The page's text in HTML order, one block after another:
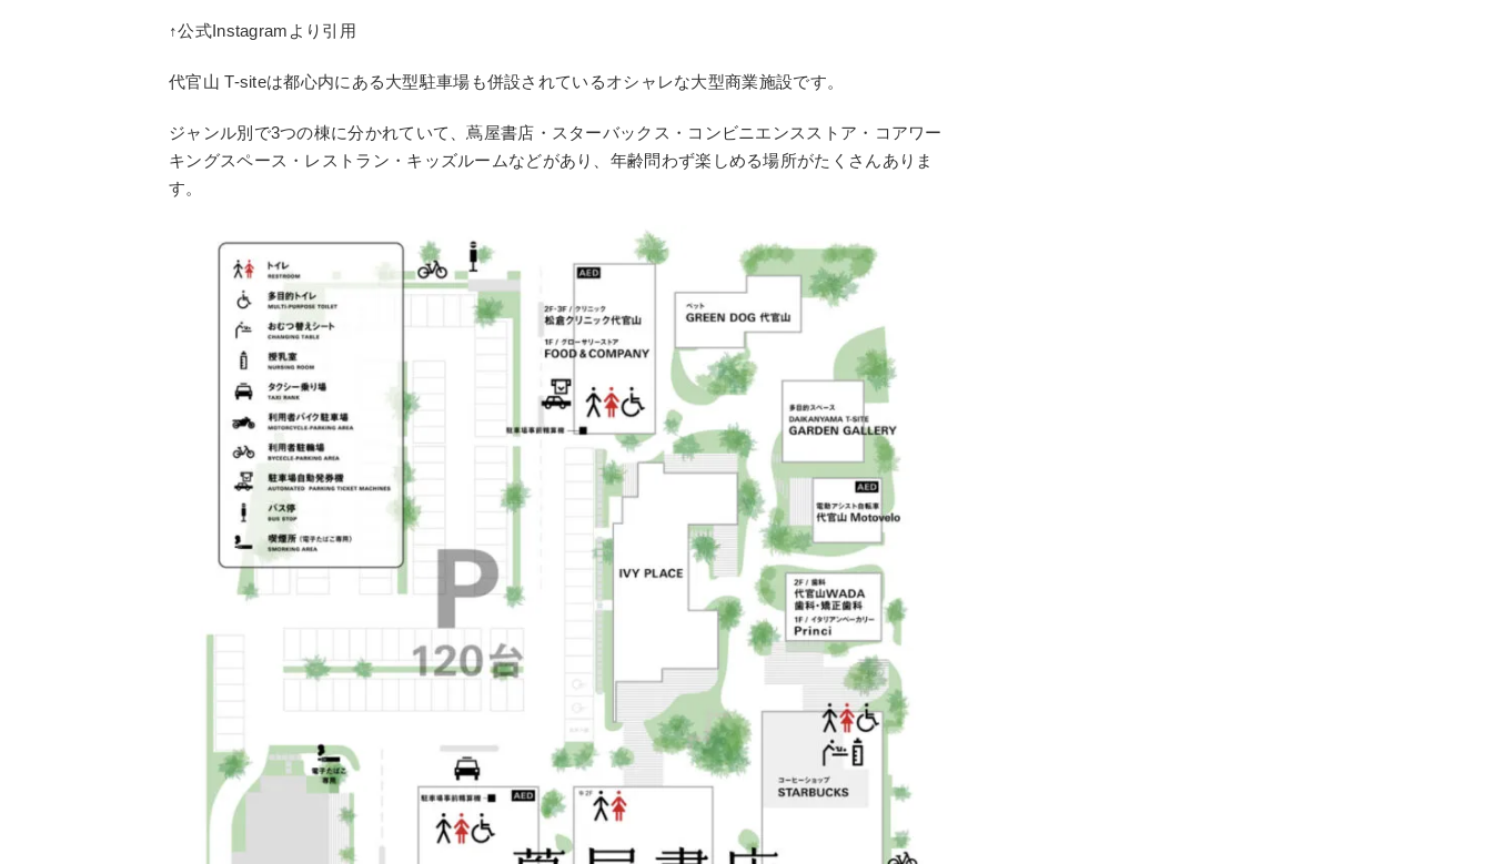
↑公式Instagramより引用
代官山 T-siteは都心内にある大型駐車場も併設されているオシャレな大型商業施設です。
ジャンル別で3つの棟に分かれていて、蔦屋書店・スターバックス・コンビニエンスストア・コアワー
キングスペース・レストラン・キッズルームなどがあり、年齢問わず楽しめる場所がたくさんありま
す。